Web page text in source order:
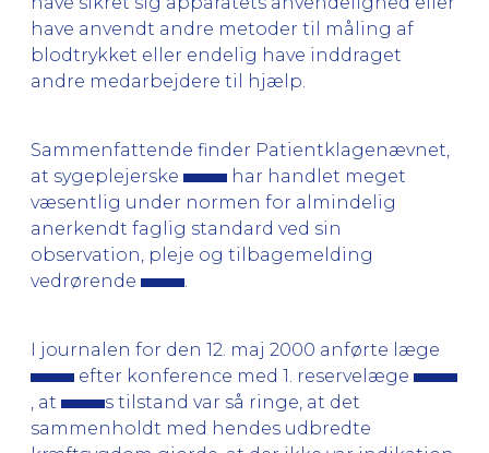
have anvendt andre metoder til måling af
blodtrykket eller endelig have inddraget
andre medarbejdere til hjælp.
Sammenfattende finder Patientklagenævnet,
at sygeplejerske
har handlet meget
væsentlig under normen for almindelig
anerkendt faglig standard ved sin
observation, pleje og tilbagemelding
vedrørende
I journalen for den 12. maj 2000 anførte læge
efter konference med 1. reservelæge
, at
s tilstand var så ringe, at det
sammenholdt med hendes udbredte